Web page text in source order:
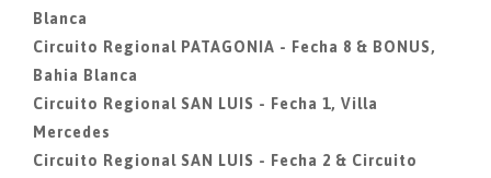
Blanca
Circuito Regional PATAGONIA - Fecha 8 & BONUS,
Bahia Blanca
Circuito Regional SAN LUIS - Fecha 1, Villa
Mercedes
Circuito Regional SAN LUIS - Fecha 2 & Circuito